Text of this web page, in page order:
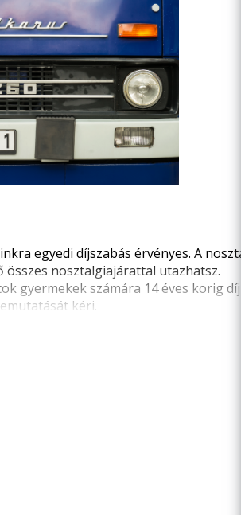
egyedi díjszabás érvényes. A
összes nosztalgiajárattal utazhatsz.
gyermekek számára 14 éves korig
kéri.